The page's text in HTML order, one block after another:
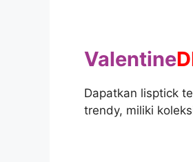
Valentine
Dapatkan lisptick
trendy, miliki